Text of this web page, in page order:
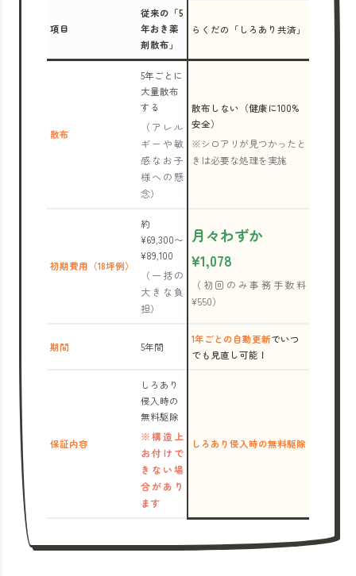
項目
従来の「5
年おき薬
剤散布」
らくだの「しろあり共済」
散布
5年ごとに
大量散布
する
（アレル
ギーや敏
感なお子
様への懸
念）
散布しない（健康に100%
安全）
※シロアリが見つかったと
きは必要な処理を実施
初期費用（18坪例）
約
¥69,300〜
¥89,100
（一括の
大きな負
担）
月々わずか
¥1,078
（初回のみ事務手数料
¥550）
期間 5年間
1年ごとの自動更新でいつ
でも見直し可能！
保証内容
しろあり
侵入時の
無料駆除
※構造上
お付けで
きない場
合があり
ます
しろあり侵入時の無料駆除